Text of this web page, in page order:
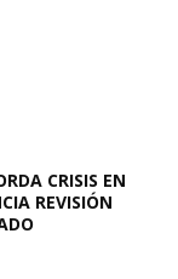
CRISIS EN
REVISIÓN